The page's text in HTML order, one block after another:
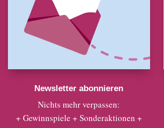
Newsletter abonnieren
Nichts mehr verpassen:
+ Gewinnspiele + Sonderaktionen +